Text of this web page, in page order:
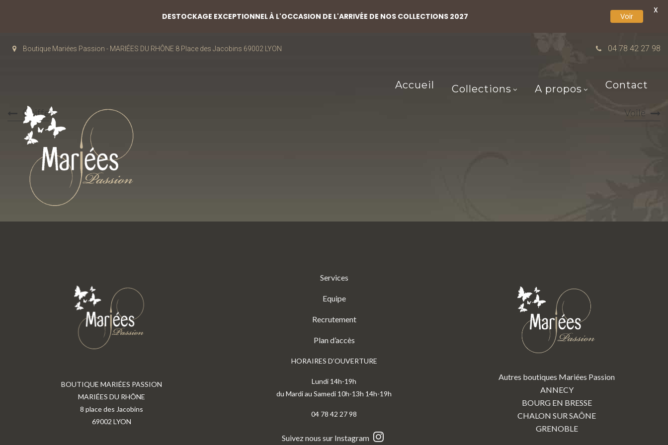
Boutique Mariées Passion - MARIÉES DU RHÔNE 8 Place des Jacobins 69002 LYON 04 78 42 27 98
Accueil Collections A propos Contact
Coiffe Voile
BOUTIQUE MARIÉES PASSION
MARIÉES DU RHÔNE
8 place des Jacobins
69002 LYON
Services
Equipe
Recrutement
Plan d’accès
HORAIRES D’OUVERTURE
Lundi 14h-19h
du Mardi au Samedi 10h-13h 14h-19h
04 78 42 27 98
Suivez nous sur Instagram
Autres boutiques Mariées Passion
ANNECY
BOURG EN BRESSE
CHALON SUR SAÔNE
GRENOBLE
DESTOCKAGE EXCEPTIONNEL À L'OCCASION DE L'ARRIVÉE DE NOS COLLECTIONS 2027 Voir
X